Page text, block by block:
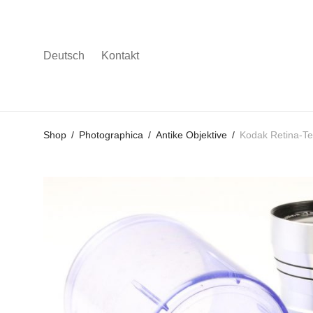
Deutsch Kontakt
Shop / Photographica / Antike Objektive / Kodak Retina-